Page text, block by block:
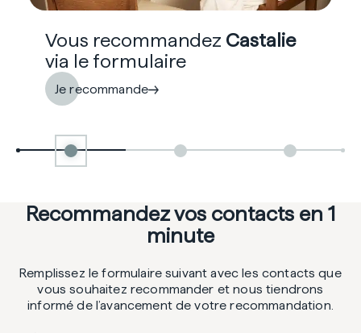
Vous recommandez Castalie
via le formulaire
Je recommande
Recommandezvos contacts en 1
minute
Remplissez le formulaire suivant avec les contacts que
vous souhaitez recommander et nous tiendrons
informé de l’avancement de votre recommandation.